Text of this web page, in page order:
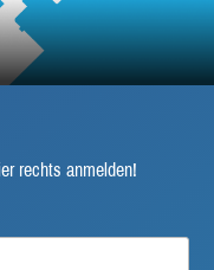
rechts anmelden!